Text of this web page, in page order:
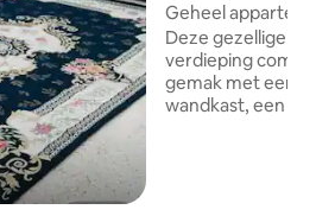
Geheel
1
Deze gezellige
verdieping
gemak met een
wandkast, een